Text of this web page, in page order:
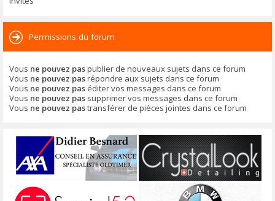
Permissions du forum
Vous ne pouvez paspublier de nouveaux sujets dans ce forum
Vous ne pouvez pasrépondre aux sujets dans ce forum
Vous ne pouvez pas éditer vos messages dans ce forum
Vous ne pouvez pas supprimer vos messages dans ce forum
Vous ne pouvez pastransférer de pièces jointes dans ce forum